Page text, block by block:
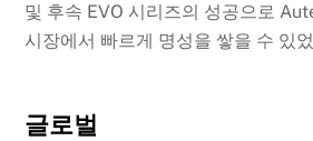
및 후속 EVO 시리즈의 성공으로
시장에서 빠르게 명성을 쌓을 수 있
글로벌